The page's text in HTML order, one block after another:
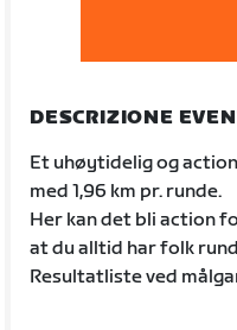
DESCRIZIONE
Et uhøytidelig og
med 1,96 km pr. runde.
Her kan det bli action
at du alltid har folk
Resultatliste ved